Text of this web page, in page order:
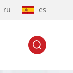
ru es